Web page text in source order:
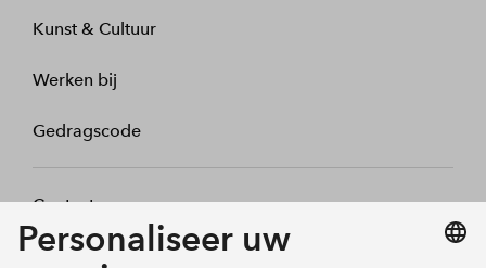
Kunst & Cultuur
Werken bij
Gedragscode
Contact
Mijn profiel